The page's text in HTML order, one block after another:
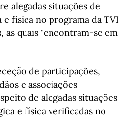
alegadas situações de
física no programa da TVI
as quais "encontram-se em
de participações,
e associações
de alegadas situações
e física verificadas no